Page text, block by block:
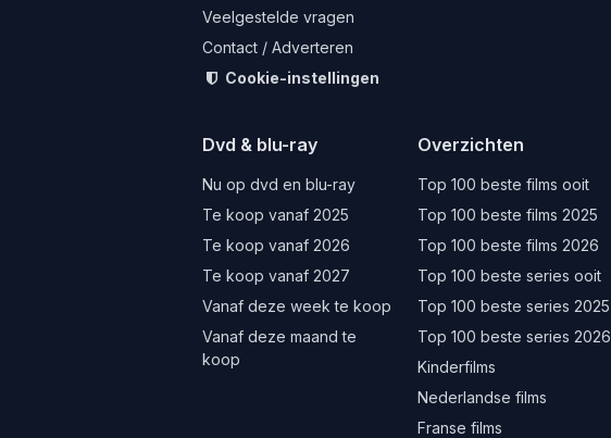
Veelgestelde vragen
Contact / Adverteren
Cookie-instellingen
Dvd & blu-ray
Nu op dvd en blu-ray
Te koop vanaf 2025
Te koop vanaf 2026
Te koop vanaf 2027
Vanaf deze week te koop
Vanaf deze maand te
koop
Overzichten
Top 100 beste films ooit
Top 100 beste films 2025
Top 100 beste films 2026
Top 100 beste series ooit
Top 100 beste series 2025
Top 100 beste series 2026
Kinderfilms
Nederlandse films
Franse films